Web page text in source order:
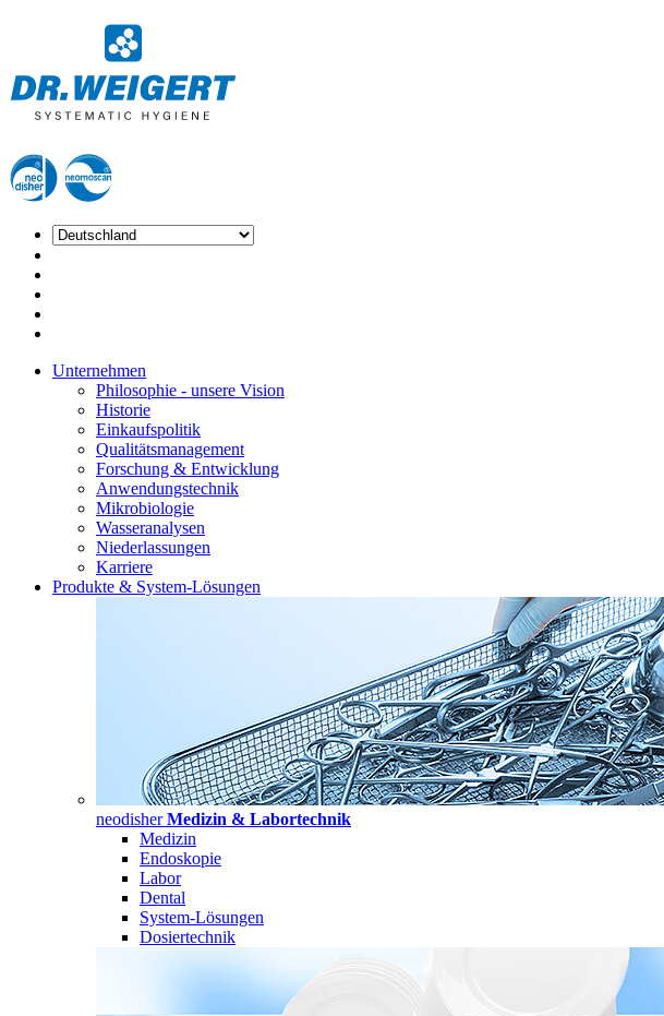
Unternehmen
Philosophie - unsere Vision
Historie
Einkaufspolitik
Qualitätsmanagement
Forschung & Entwicklung
Anwendungstechnik
Mikrobiologie
Wasseranalysen
Niederlassungen
Karriere
Produkte & System-Lösungen
neodisherMedizin & Labortechnik
Medizin
Endoskopie
Labor
Dental
System-Lösungen
Dosiertechnik